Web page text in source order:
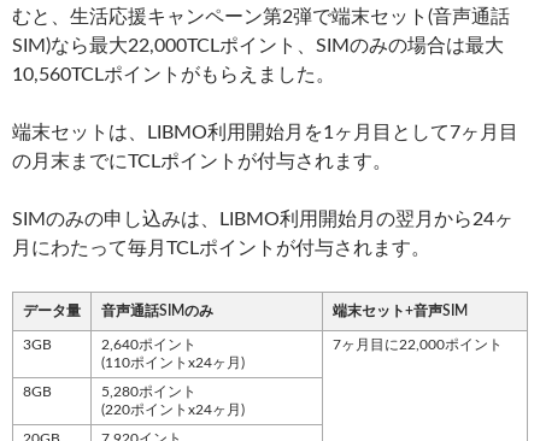
むと、生活応援キャンペーン第2弾で端末セット(音声通話
SIM)なら最大22,000TCLポイント、SIMのみの場合は最大
10,560TCLポイントがもらえました。
端末セットは、LIBMO利用開始月を1ヶ月目として7ヶ月目
の月末までにTCLポイントが付与されます。
SIMのみの申し込みは、LIBMO利用開始月の翌月から24ヶ
月にわたって毎月TCLポイントが付与されます。
データ量 音声通話SIMのみ 端末セット+音声SIM
3GB
2,640ポイント
(110ポイントx24ヶ月)
7ヶ月目に22,000ポイント
8GB
5,280ポイント
(220ポイントx24ヶ月)